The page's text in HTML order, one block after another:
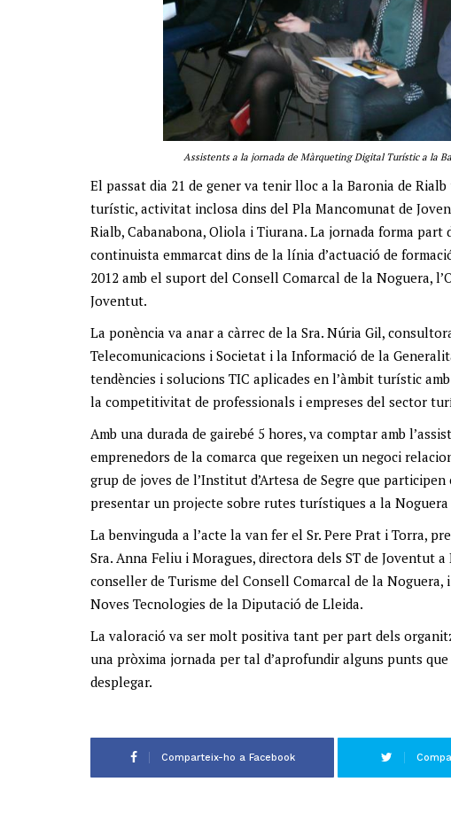
Assistents a la jornada de Màrqueting Digital Turístic a la
El passat dia 21 de gener va tenir lloc a la Baronia de
turístic, activitat inclosa dins del Pla Mancomunat de
Rialb, Cabanabona, Oliola i Tiurana. La jornada forma
continuista emmarcat dins de la línia d’actuació de
2012 amb el suport del Consell Comarcal de la Noguera,
Joventut.
La ponència va anar a càrrec de la Sra. Núria Gil,
Telecomunicacions i Societat i la Informació de la
tendències i solucions TIC aplicades en l’àmbit turístic
la competitivitat de professionals i empreses del sector
Amb una durada de gairebé 5 hores, va comptar amb
emprenedors de la comarca que regeixen un negoci
grup de joves de l’Institut d’Artesa de Segre que
presentar un projecte sobre rutes turístiques a la Noguera
La benvinguda a l’acte la van fer el Sr. Pere Prat i Torra,
Sra. Anna Feliu i Moragues, directora dels ST de Joventut
conseller de Turisme del Consell Comarcal de la
Noves Tecnologies de la Diputació de Lleida.
La valoració va ser molt positiva tant per part dels
una pròxima jornada per tal d’aprofundir alguns punts
desplegar.
Comparteix-ho a Facebook